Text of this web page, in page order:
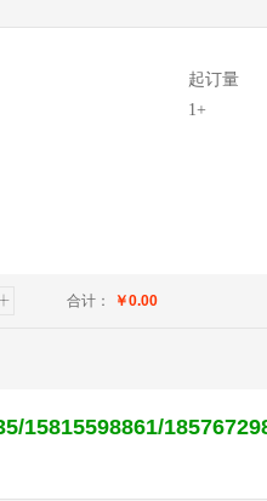
起订量
1+
合计： ￥0.00
15815598861/